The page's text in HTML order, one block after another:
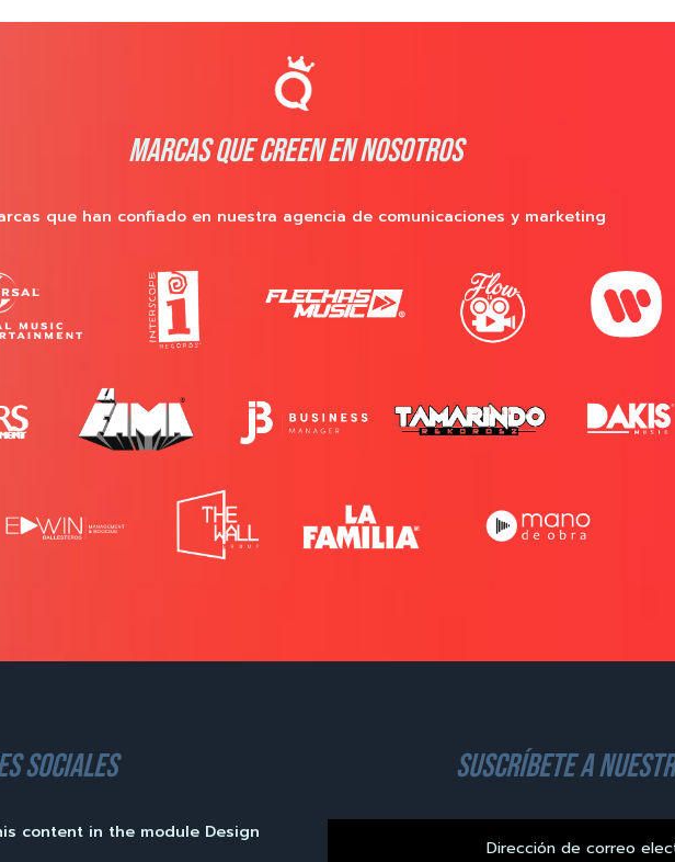
MARCAS QUE CREEN EN NOSOTROS
que han confiado en nuestra agencia de comunicaciones y marketing
sociales
content in the module Design
suscríbete a